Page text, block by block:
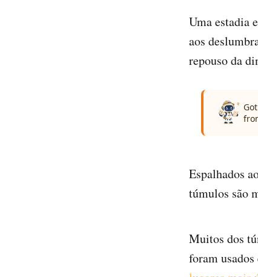
Uma estadia
aos
repouso da
Espalhados
túmulos são
Muitos dos
foram